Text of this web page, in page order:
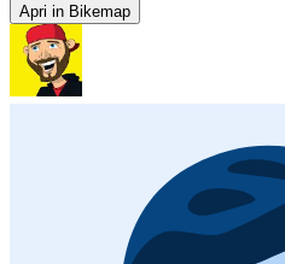
Apri in Bikemap